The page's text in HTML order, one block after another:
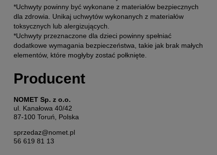
*Uchwyty powinny być wykonane z materiałów bezpiecznych
dla zdrowia. Unikaj uchwytów wykonanych z materiałów
toksycznych lub alergizujących.
*Uchwyty przeznaczone dla dzieci powinny spełniać
dodatkowe wymagania bezpieczeństwa, takie jak brak małych
elementów, które mogłyby zostać połknięte.
Producent
NOMET Sp. z o.o.
ul. Kanałowa 40/42
87-100 Toruń, Polska
sprzedaz@nomet.pl
56 619 81 13